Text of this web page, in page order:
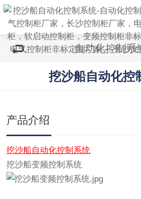
自动化控制系
挖沙船自动化控
产品介绍
挖沙船自动化控制系统
挖沙船变频控制系统